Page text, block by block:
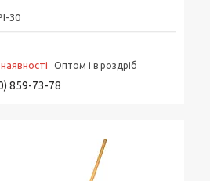
30
Оптом і в роздріб
859-73-78